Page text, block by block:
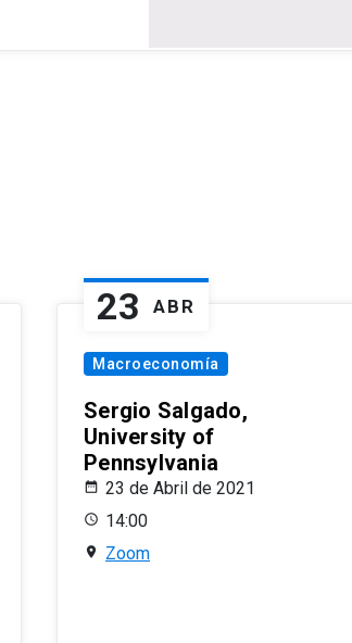
23 ABR
Macroeconomía
Sergio Salgado,
University of
Pennsylvania
23 de Abril de 2021
14:00
Zoom